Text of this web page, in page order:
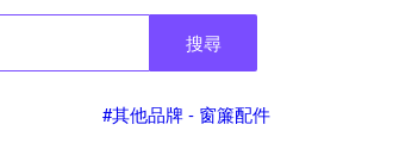
搜尋
#其他品牌 - 窗簾配件